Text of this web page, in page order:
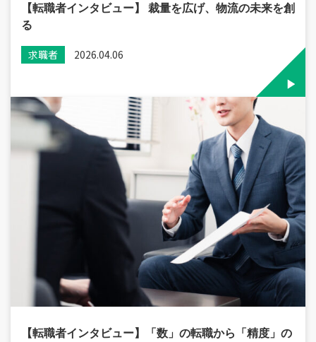
【転職者インタビュー】 裁量を広げ、物流の未来を創
る
求職者 2026.04.06
【転職者インタビュー】「数」の転職から「精度」の